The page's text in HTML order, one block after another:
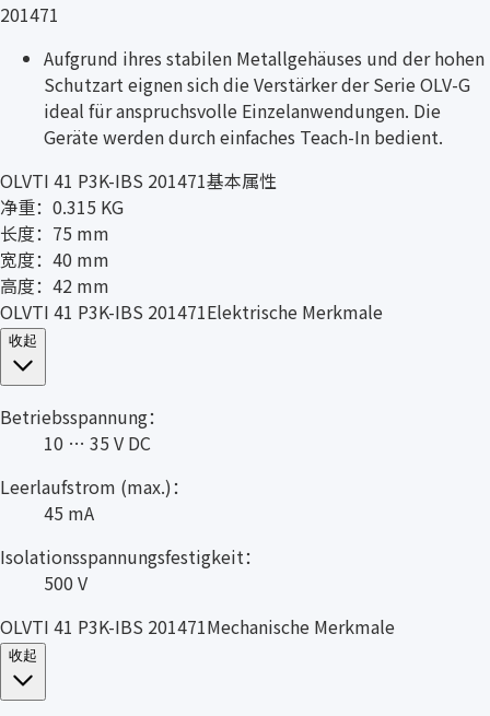
201471
Aufgrund ihres stabilen Metallgehäuses und der hohen
Schutzart eignen sich die Verstärker der Serie OLV-G
ideal für anspruchsvolle Einzelanwendungen. Die
Geräte werden durch einfaches Teach-In bedient.
OLVTI 41 P3K-IBS 201471基本属性
净重：0.315 KG
长度：75 mm
宽度：40 mm
高度：42 mm
OLVTI 41 P3K-IBS 201471Elektrische Merkmale
收起
Betriebsspannung：
10 … 35 V DC
Leerlaufstrom (max.)：
45 mA
Isolationsspannungsfestigkeit：
500 V
OLVTI 41 P3K-IBS 201471Mechanische Merkmale
收起